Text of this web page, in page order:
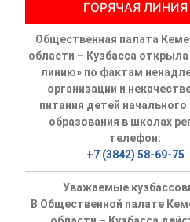
ГОРЯЧАЯ ЛИНИЯ
Общественная палата
области – Кузбасса
линию» по фактам
организации и
питания детей
образования в школах
телефон:
+7 (3842) 58-69-75
Уважаемые
В Общественной палате